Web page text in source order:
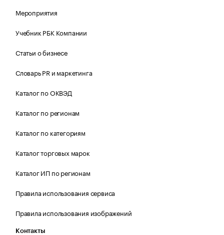
Мероприятия
Учебник РБК Компании
Статьи о бизнесе
Словарь PR и маркетинга
Каталог по ОКВЭД
Каталог по регионам
Каталог по категориям
Каталог торговых марок
Каталог ИП по регионам
Правила использования сервиса
Правила использования изображений
Контакты